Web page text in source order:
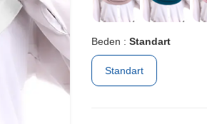
Beden : Standart
Standart